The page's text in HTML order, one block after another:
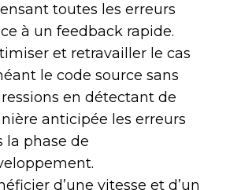
toutes les erreurs
à un feedback rapide.
et retravailler le cas
le code source sans
en détectant de
anticipée les erreurs
la phase de
d’une vitesse et d’un